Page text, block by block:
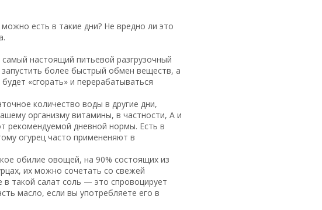
есть в такие дни? Не вредно ли это
настоящий питьевой разгрузочный
более быстрый обмен веществ, а
«сгорать» и перерабатываться
количество воды в другие дни,
организму витамины, в частности, А и
рекомендуемой дневной нормы. Есть в
огурец часто примененяют в
обилие овощей, на 90% состоящих из
их можно сочетать со свежей
такой салат соль — это спровоцирует
масло, если вы употребляете его в